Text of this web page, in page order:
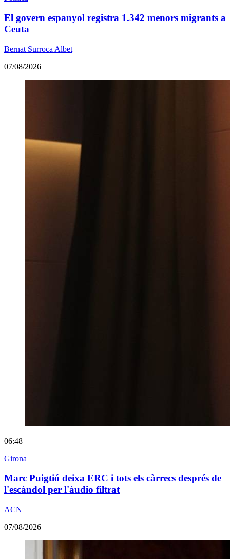
El govern espanyol registra 1.342 menors migrants a
Ceuta
Bernat Surroca Albet
07/08/2026
06:48
Girona
Marc Puigtió deixa ERC i tots els càrrecs després de
l'escàndol per l'àudio filtrat
ACN
07/08/2026